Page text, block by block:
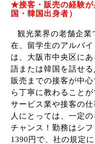
★接客・販売の経験が
国・韓国出身者）
観光業界の老舗企業
在、留学生のアルバ
は、大阪市中央区に
語または韓国を話せ
販売までの接客が中
ら丁寧に教わること
サービス業や接客の
人にとっては、一定
チャンス！勤務はシフ
1390円で、社の規定